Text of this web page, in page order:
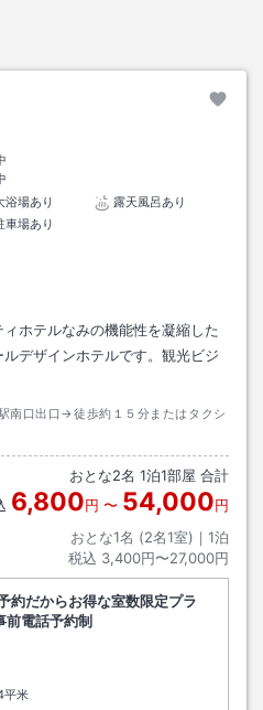
浴場あり
露天風呂あり
車場あり
ホテルなみの機能性を凝縮した
デザインホテルです。観光ビジ
南口出口→徒歩約１５分またはタクシ
おとな2名 1泊1部屋 合計
6,800円 〜 54,000円
おとな1名 (2名1室)｜ 1泊
税込 3,400円〜27,000円
約だからお得な室数限定プラ
電話予約制
平米